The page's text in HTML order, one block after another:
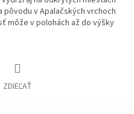
v Apalačských vrchoch
môže v polohách až do výšky
ZDIEĽAŤ